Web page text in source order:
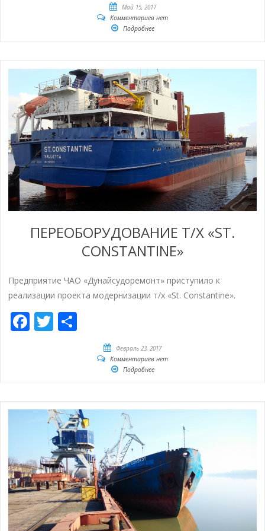
Май 15, 2017
Комментариев нет
Подробнее
ПЕРЕОБОРУДОВАНИЕ Т/Х «ST.
CONSTANTINE»
Предприятие ЧАО «Дунайсудоремонт» приступило к
реализации проекта модернизации т/х «St. Constantine».
Facebook
Twitter
Февраль 23, 2017
Комментариев нет
Подробнее